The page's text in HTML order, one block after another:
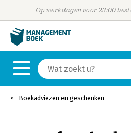
Op werkdagen voor 23:00
Boekadviezen en geschenken